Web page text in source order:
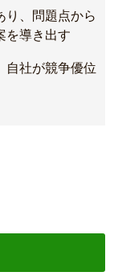
り、問題点から
を導き出す
自社が競争優位